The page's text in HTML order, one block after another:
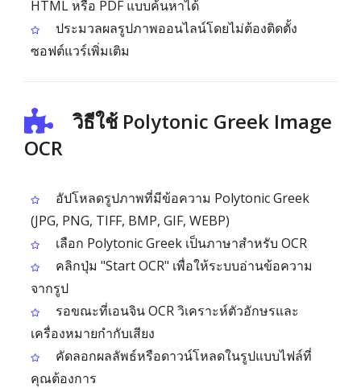
HTML หรือ PDF แบบค้นหาได้
ประมวลผลรูปภาพออนไลน์โดยไม่ต้องติดตั้ง
ซอฟต์แวร์เพิ่มเติม
วิธีใช้ Polytonic Greek Image
OCR
อัปโหลดรูปภาพที่มีข้อความ Polytonic Greek
(JPG, PNG, TIFF, BMP, GIF, WEBP)
เลือก Polytonic Greek เป็นภาษาสำหรับ OCR
คลิกปุ่ม "Start OCR" เพื่อให้ระบบอ่านข้อความ
จากรูป
รอขณะที่เอนจิน OCR วิเคราะห์ตัวอักษรและ
เครื่องหมายกำกับเสียง
คัดลอกผลลัพธ์หรือดาวน์โหลดในรูปแบบไฟล์ที่
คุณต้องการ